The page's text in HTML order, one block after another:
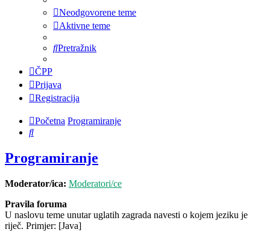
Neodgovorene teme
Aktivne teme
Pretražnik
ČPP
Prijava
Registracija
Početna Programiranje
Pretražnik
Programiranje
Moderator/ica: Moderatori/ce
Pravila foruma
U naslovu teme unutar uglatih zagrada navesti o kojem jeziku je
riječ. Primjer: [Java]